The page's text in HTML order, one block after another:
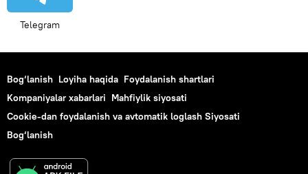
Telegram
Bog‘lanish Loyiha haqida Foydalanish shartlari
Kompaniyalar xabarlari Mahfiylik siyosati
Cookie-dan foydalanish va avtomatik loglash Siyosati
Bog‘lanish